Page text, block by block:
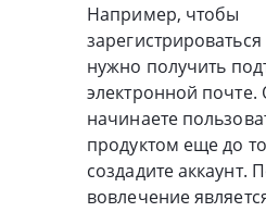
Например, чтобы
нужно получить
электронной
начинаете
продуктом еще до
создадите аккаунт.
вовлечение